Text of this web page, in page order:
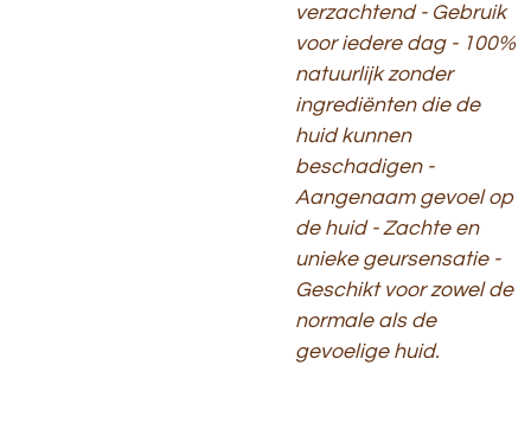
verzachtend - Gebruik
voor iedere dag - 100%
natuurlijk zonder
ingrediënten die de
huid kunnen
beschadigen -
Aangenaam gevoel op
de huid - Zachte en
unieke geursensatie-
Geschikt voor zowel de
normale als de
gevoelige huid.